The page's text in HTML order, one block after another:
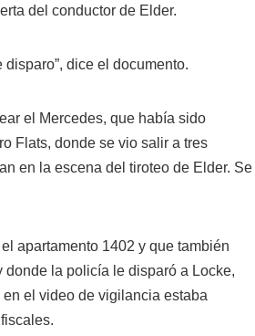
del conductor de Elder.
dice el documento.
el Mercedes, que había sido
Flats, donde se vio salir a tres
en la escena del tiroteo de Elder. Se
apartamento 1402 y que también
la policía le disparó a Locke,
el video de vigilancia estaba